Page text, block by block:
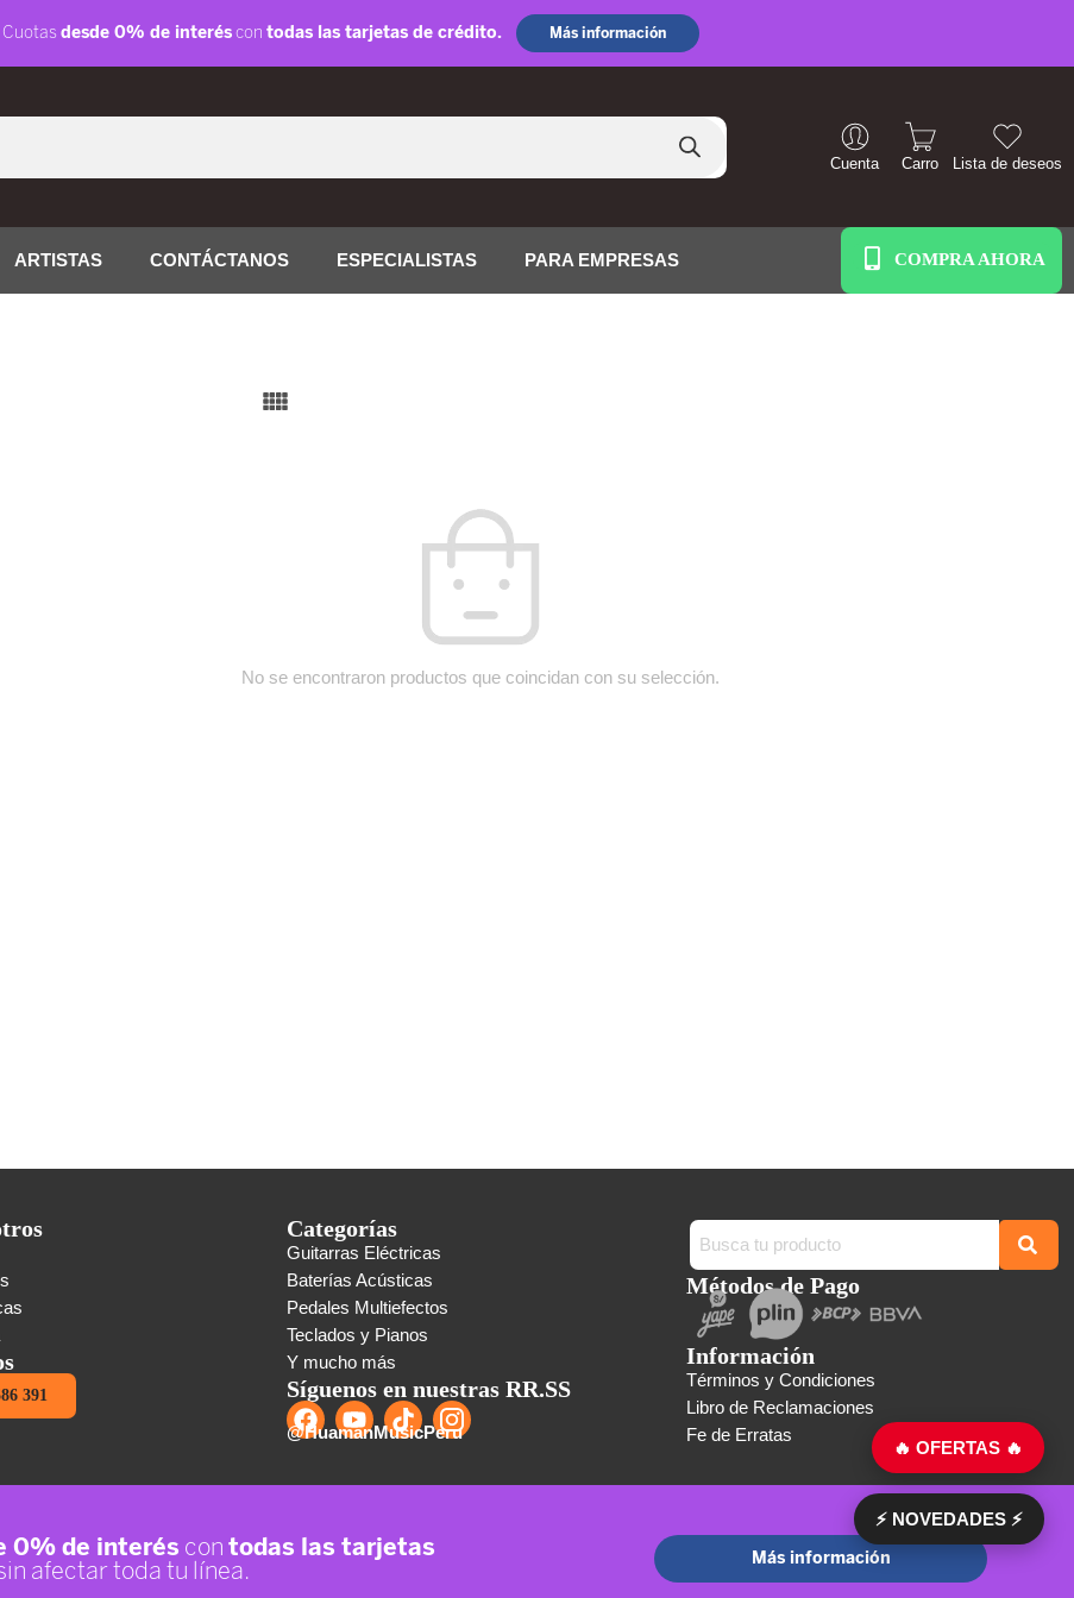
Cuenta Carro Lista de deseos
ARTISTAS CONTÁCTANOS ESPECIALISTAS PARA EMPRESAS +51 938 586 391
No se encontraron productos que coincidan con su selección.
391
Categorías
Guitarras Eléctricas
Baterías Acústicas
Pedales Multiefectos
Teclados y Pianos
Y mucho más
Síguenos en nuestras RR.SS
@HuamanMusicPeru
Métodos de Pago
Información
Términos y Condiciones
Libro de Reclamaciones
Fe de Erratas
🔥 OFERTAS 🔥
⚡ NOVEDADES ⚡